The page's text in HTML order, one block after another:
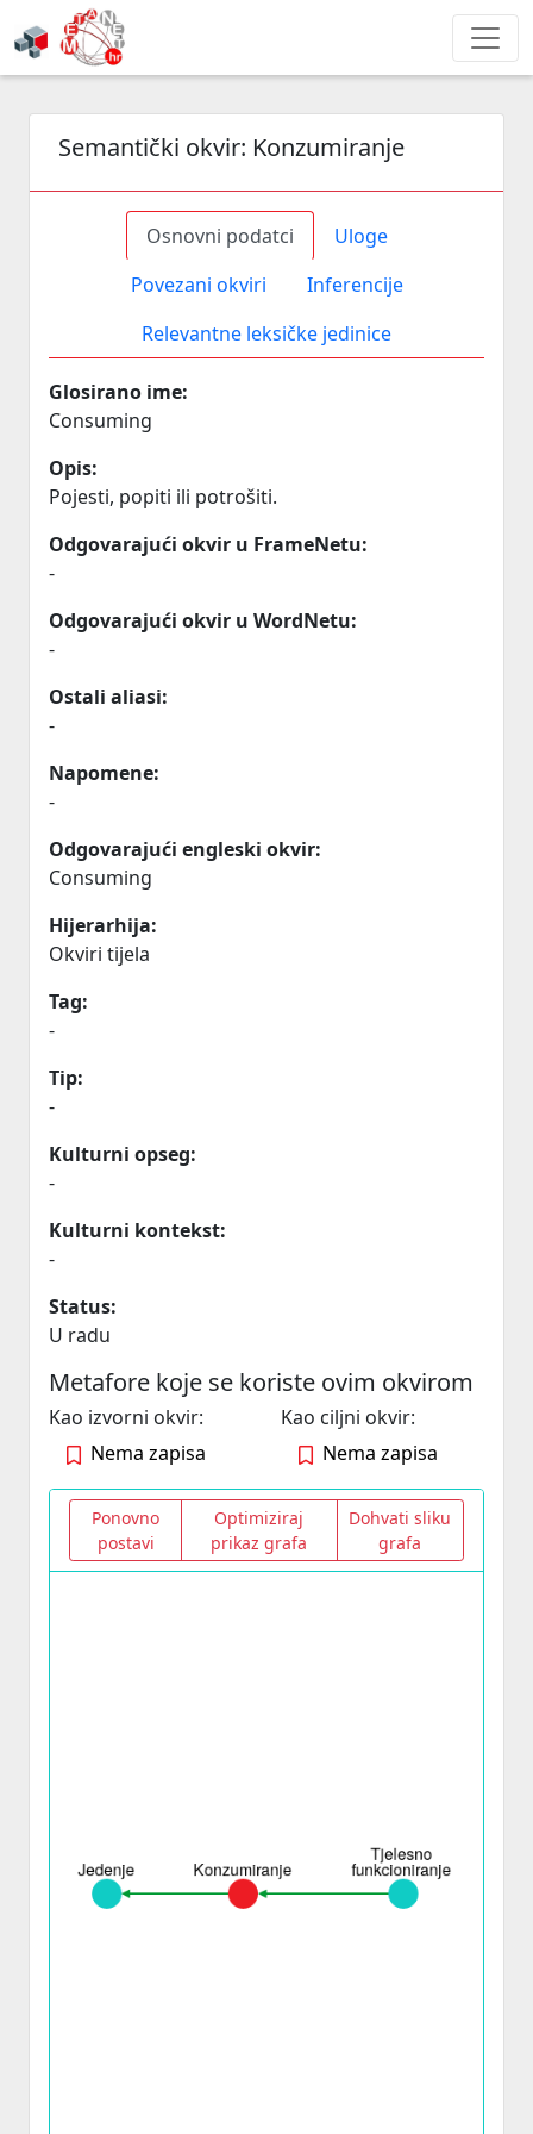
Semantički okvir: Konzumiranje
Osnovni podatci
Uloge
Povezani okviri
Inferencije
Relevantne leksičke jedinice
Glosirano ime:
Consuming
Opis:
Pojesti, popiti ili potrošiti.
Odgovarajući okvir u FrameNetu:
-
Odgovarajući okvir u WordNetu:
-
Ostali aliasi:
-
Napomene:
-
Odgovarajući engleski okvir:
Consuming
Hijerarhija:
Okviri tijela
Tag:
-
Tip:
-
Kulturni opseg:
-
Kulturni kontekst:
-
Status:
U radu
Metafore koje se koriste ovim okvirom
Kao izvorni okvir:
Nema zapisa
Kao ciljni okvir:
Nema zapisa
Ponovno
postavi
Optimiziraj
prikaz grafa
Dohvati sliku
grafa